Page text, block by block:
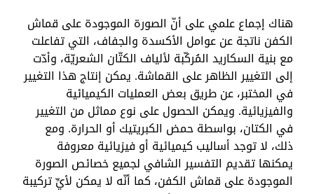
هناك إجماع علمي على أنّ الصورة الموجودة على قماش
الكفن ناتجة عن عوامل الأكسدة والجفاف، التي تفاعلت
مع بنية السكاريد المُركّبة لألياف الكتّان الشعريّة، وأدّت
إلى التغيير الظاهر على القماشة. يمكن إنتاج هذا التغيير
في المختبر، عن طريق بعض العمليات الكيميائية
والفيزيائية. ويمكن الحصول على نوع مماثل من التغيير
في الكتان، بواسطة حمض الكبريتيك أو الحرارة. ومع
ذلك، لا توجد أساليب كيميائية أو فيزيائية معروفة
يمكنها تقديم التفسير الشافي لجميع خصائص الصورة
الموجودة على قماش الكفن، كما أنّه لا يمكن لأيِّ تركيبة